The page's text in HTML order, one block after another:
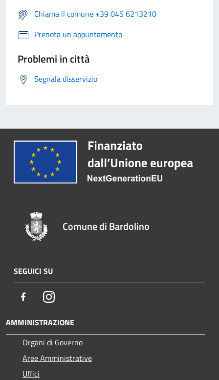
Chiama il comune +39 045 6213210
Prenota un appuntamento
Problemi in città
Segnala disservizio
Comune di Bardolino
SEGUICI SU
FacebookInstagram
AMMINISTRAZIONE
Organi di Governo
Aree Amministrative
Uffici